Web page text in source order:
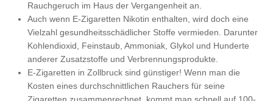
Rauchgeruch im Haus der Vergangenheit an.
Auch wenn E-Zigaretten Nikotin enthalten, wird doch eine
Vielzahl gesundheitsschädlicher Stoffe vermieden. Darunter
Kohlendioxid, Feinstaub, Ammoniak, Glykol und Hunderte
anderer Zusatzstoffe und Verbrennungsprodukte.
E-Zigaretten in Zollbruck sind günstiger! Wenn man die
Kosten eines durchschnittlichen Rauchers für seine